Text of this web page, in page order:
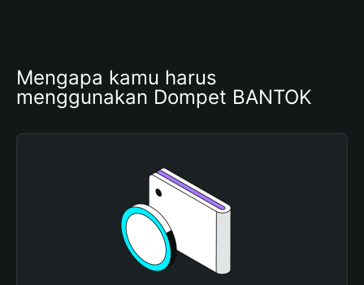
Mengapa kamu harus
menggunakan Dompet BANTOK